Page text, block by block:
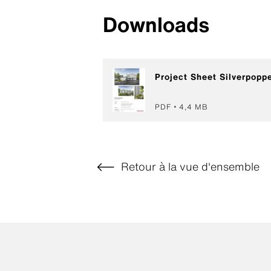
Downloads
Project Sheet
PDF 4,4 MB
Retour à la vue d'ensemble